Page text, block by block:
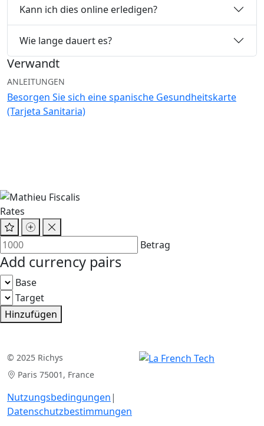
Kann ich dies online erledigen?
Wie lange dauert es?
Verwandt
ANLEITUNGEN
Besorgen Sie sich eine spanische Gesundheitskarte
(Tarjeta Sanitaria)
Rates
Betrag
Add currency pairs
Base
Target
Hinzufügen
© 2025 Richys
Paris 75001, France
Nutzungsbedingungen|
Datenschutzbestimmungen